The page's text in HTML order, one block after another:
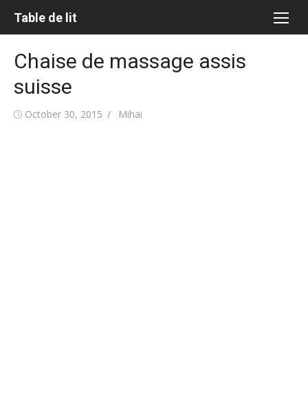
Table de lit
Chaise de massage assis
suisse
Posted
October 30, 2015 Author
Mihai